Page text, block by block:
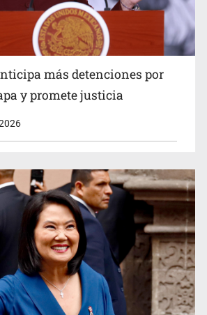
reportes de olor a gas en tres
más detenciones por
y promete justicia